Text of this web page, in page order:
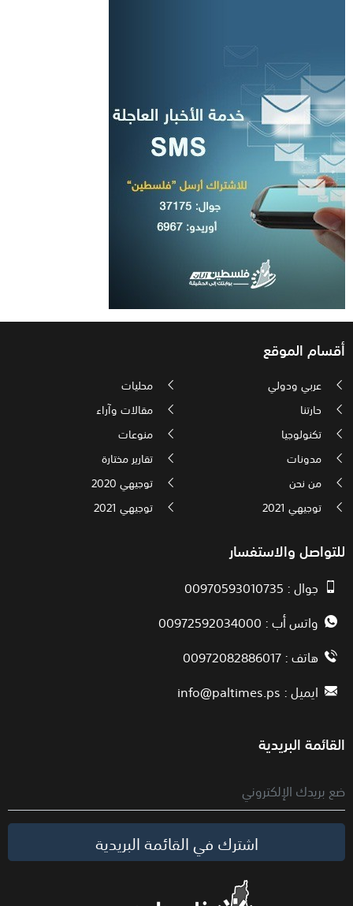
أقسام الموقع
عربي ودولي
محليات
حارتنا
مقالات وآراء
تكنولوجيا
منوعات
مدونات
تقارير مختارة
من نحن
توجيهي 2020
توجيهي 2021
توجيهي 2021
للتواصل والاستفسار
جوال : 00970593010735
واتس أب : 00972592034000
هاتف : 00972082886017
ايميل :info@paltimes.ps
القائمة البريدية
اشترك في القائمة البريدية